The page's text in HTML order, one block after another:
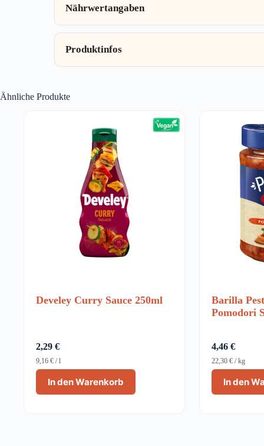
Nährwertangaben
Produktinfos
Ähnliche Produkte
Develey Curry Sauce 250ml
2,29 €
In den Warenkorb
9,16 € /l
Barilla
Pomodori
4,46€
In den
22,30€ /kg